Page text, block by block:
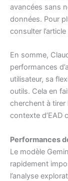
avancées sans
données. Pour
consulter
En somme,
performances
utilisateur, sa
outils. Cela en
cherchent à tirer
contexte d’EAD
Performances
Le modèle
rapidement
l’analyse